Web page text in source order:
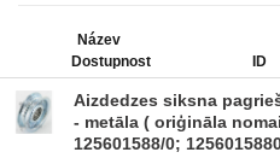
Název
Dostupnost
ID
Aizdedzes siksna
- metāla ( oriģināla
125601588/0;